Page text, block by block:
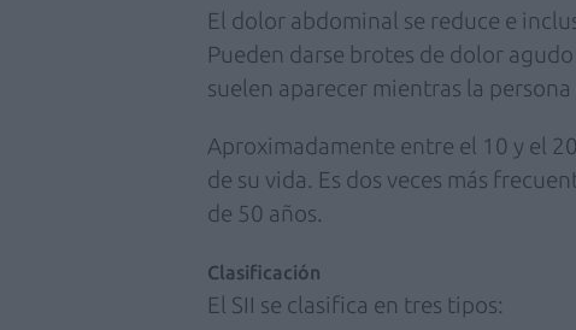
El dolor abdominal se reduce e
Pueden darse brotes de dolor
suelen aparecer mientras la
Aproximadamente entre el 10 y el
de su vida. Es dos veces más
de 50 años.
Clasificación
El SII se clasifica en tres tipos: